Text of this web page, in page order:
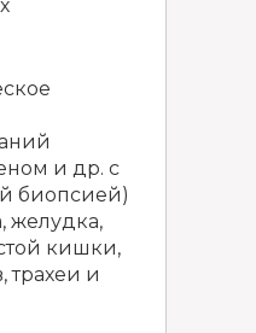
и др. с
биопсией)
желудка,
кишки,
трахеи и